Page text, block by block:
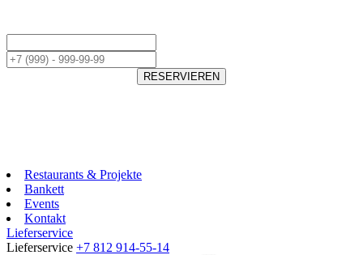
RESERVIEREN
Restaurants & Projekte
Bankett
Events
Kontakt
Lieferservice
Lieferservice +7 812 914-55-14